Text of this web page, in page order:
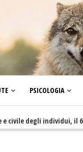
PSICOLOGIA
degli individui, il 62%